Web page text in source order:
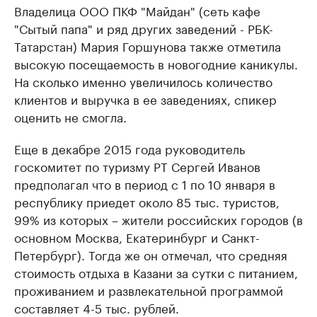
Владелица ООО ПКФ "Майдан" (сеть кафе
"Сытый папа" и ряд других заведений - РБК-
Татарстан) Мария Горшунова также отметила
высокую посещаемость в новогодние каникулы.
На сколько именно увеличилось количество
клиентов и выручка в ее заведениях, спикер
оценить не смогла.
Еще в декабре 2015 года руководитель
госкомитет по туризму РТ Сергей Иванов
предполагал что в период с 1 по 10 января в
республику приедет около 85 тыс. туристов,
99% из которых – жители российских городов (в
основном Москва, Екатеринбург и Санкт-
Петербург). Тогда же он отмечал, что средняя
стоимость отдыха в Казани за сутки с питанием,
проживанием и развлекательной программой
составляет 4-5 тыс. рублей.